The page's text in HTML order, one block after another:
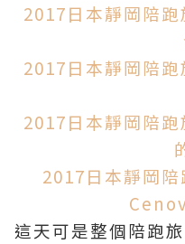
2017日本靜岡陪
2017日本靜岡陪
2017日本靜岡陪
2017日本靜岡
這天可是整個陪跑